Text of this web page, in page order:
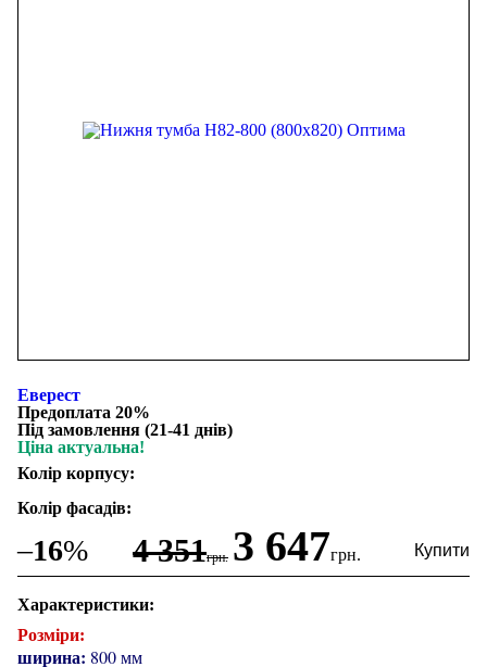
Еверест
Предоплата 20%
Під замовлення (21-41 днів)
Ціна актуальна!
Колір корпусу:
Колір фасадів:
–16% 4 351грн. 3 647грн.
Характеристики:
Розміри:
ширина: 800 мм